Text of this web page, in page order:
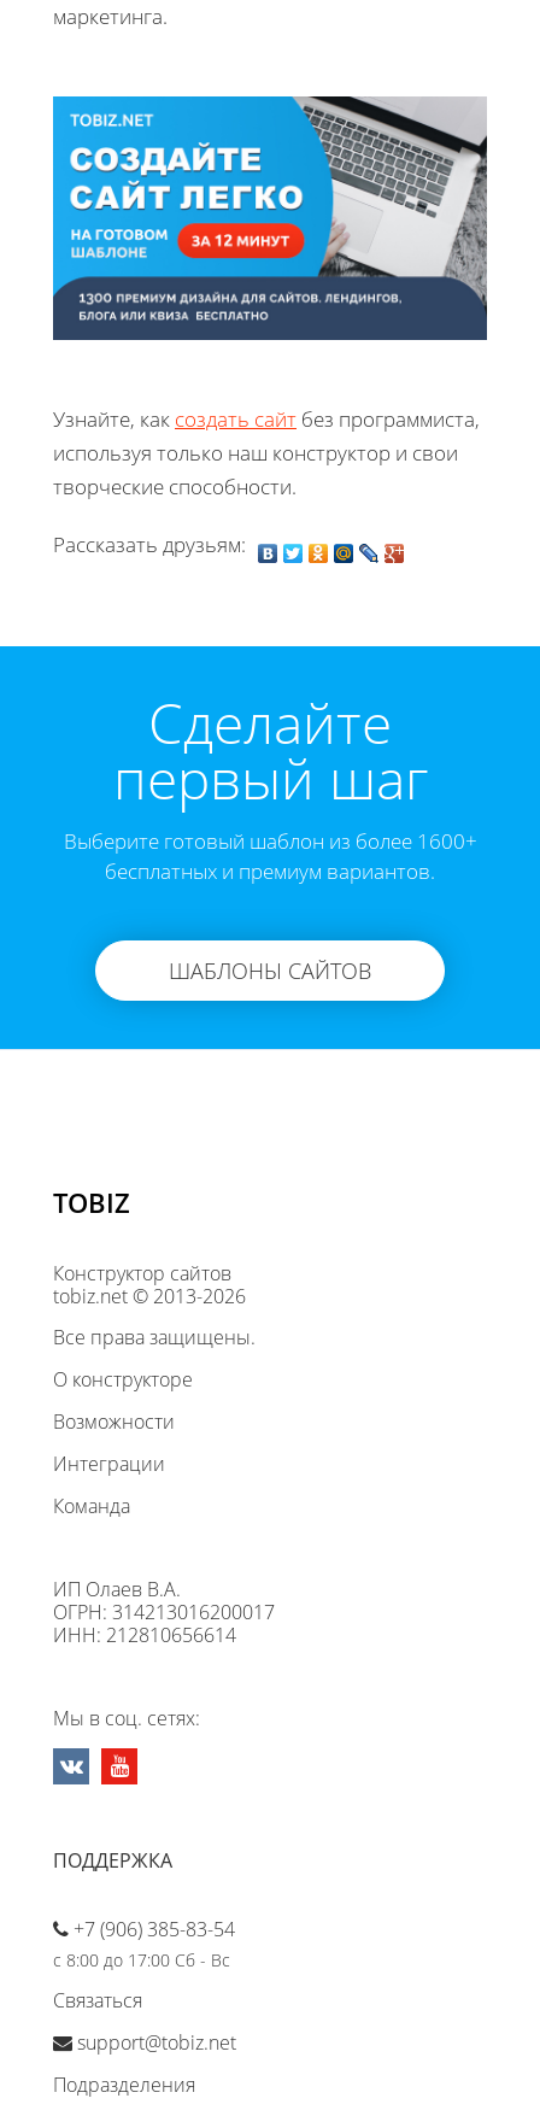
маркетинга.
Узнайте, как создать сайт без программиста,
используя только наш конструктор и свои
творческие способности.
Рассказать друзьям:
Cделайте
первый шаг
Выберите готовый шаблон из более 1600+
бесплатных и премиум вариантов.
ШАБЛОНЫ САЙТОВ
TOBIZ
Конструктор сайтов
tobiz.net © 2013-2026
Все права защищены.
О конструкторе
Возможности
Интеграции
Команда
ИП Олаев В.А.
ОГРН: 314213016200017
ИНН: 212810656614
Мы в соц. сетях:
ПОДДЕРЖКА
+7 (906) 385-83-54
с 8:00 до 17:00 Сб - Вс
Связаться
support@tobiz.net
Подразделения